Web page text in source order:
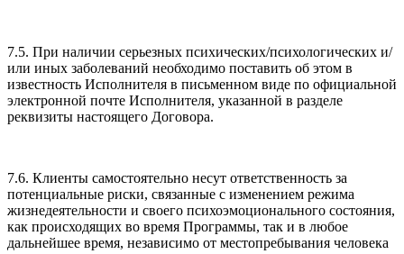
7.5. При наличии серьезных психических/психологических и/
или иных заболеваний необходимо поставить об этом в
известность Исполнителя в письменном виде по официальной
электронной почте Исполнителя, указанной в разделе
реквизиты настоящего Договора.
7.6. Клиенты самостоятельно несут ответственность за
потенциальные риски, связанные с изменением режима
жизнедеятельности и своего психоэмоционального состояния,
как происходящих во время Программы, так и в любое
дальнейшее время, независимо от местопребывания человека